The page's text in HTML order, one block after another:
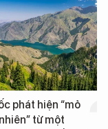
Loạt dự án bất động
Đà Nẵng sắp bị kiểm